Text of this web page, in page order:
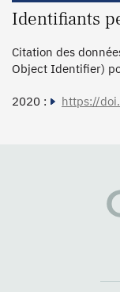
Identifiants
Citation des
Object Identifier)
2020 : https://